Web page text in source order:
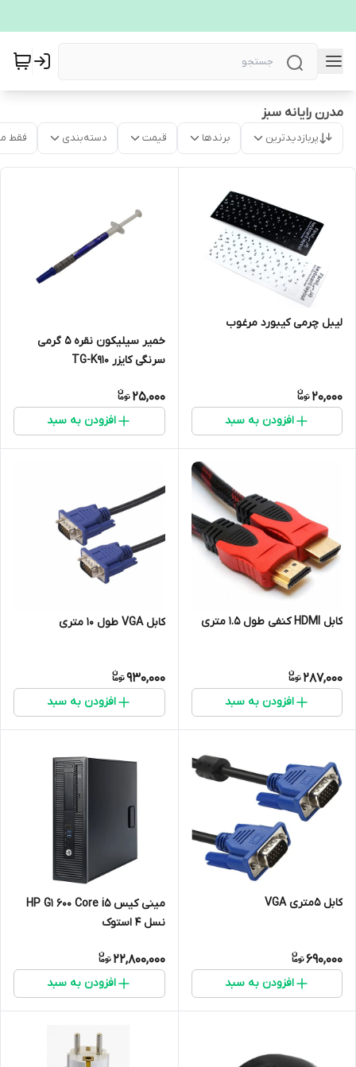
مدرن رایانه سبز
پربازدیدترین برندها قیمت دسته‌بندی فقط
لیبل چرمی کیبورد مرغوب
20,000
افزودن به سبد
خمیر سیلیکون نقره 5 گرمی
سرنگی کایزر TG-K910
25,000
افزودن به سبد
کابل HDMI کنفی طول 1.5 متری
287,000
افزودن به سبد
کابل VGA طول 10 متری
930,000
افزودن به سبد
کابل 5متری VGA
690,000
افزودن به سبد
مینی کیس HP G1 600 Core i5
نسل 4 استوک
22,800,000
افزودن به سبد